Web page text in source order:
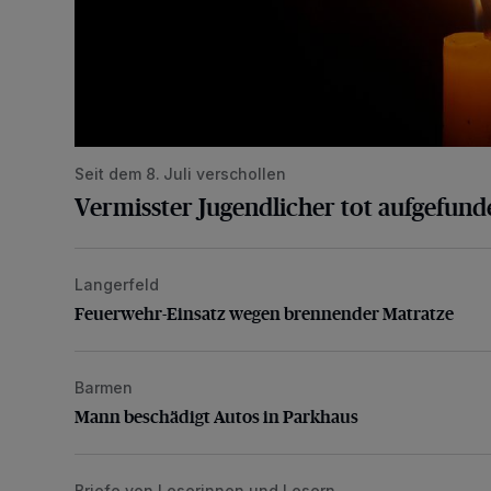
Seit dem 8. Juli verschollen
Vermisster Jugendlicher tot
Feuerwehr-Einsatz wegen brennender Matratze
Langerfeld
Feuerwehr-Einsatz wegen brennender Matratze
Mann beschädigt Autos in Parkhaus
Barmen
Mann beschädigt Autos in Parkhaus